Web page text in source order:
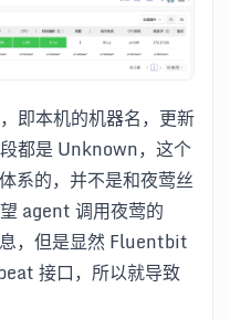
即本机的机器名，更新
都是 Unknown，这个
系的，并不是和夜莺丝
agent 调用夜莺的
，但是显然 Fluentbit
接口，所以就导致